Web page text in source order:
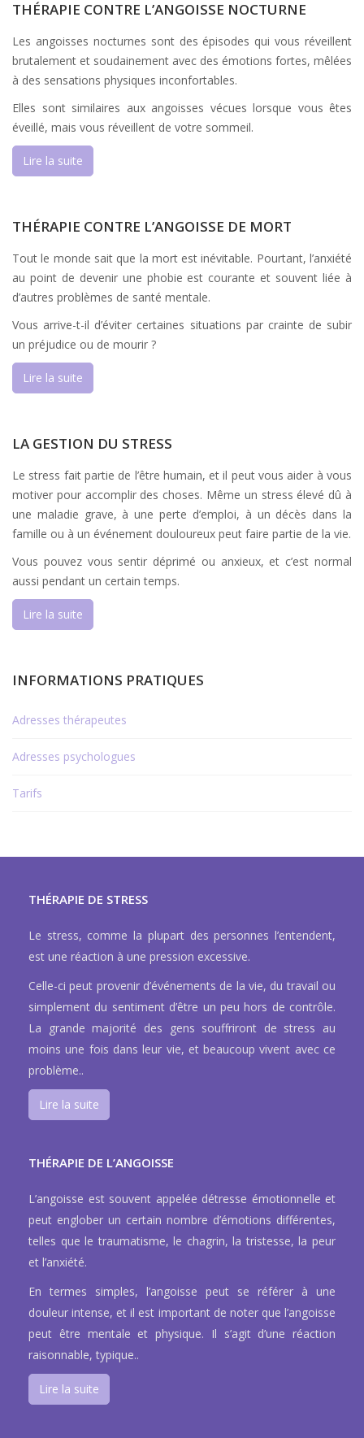
THÉRAPIE CONTRE L’ANGOISSE NOCTURNE
Les angoisses nocturnes sont des épisodes qui vous réveillent
brutalement et soudainement avec des émotions fortes, mêlées
à des sensations physiques inconfortables.
Elles sont similaires aux angoisses vécues lorsque vous êtes
éveillé, mais vous réveillent de votre sommeil.
Lire la suite
THÉRAPIE CONTRE L’ANGOISSE DE MORT
Tout le monde sait que la mort est inévitable. Pourtant, l’anxiété
au point de devenir une phobie est courante et souvent liée à
d’autres problèmes de santé mentale.
Vous arrive-t-il d’éviter certaines situations par crainte de subir
un préjudice ou de mourir ?
Lire la suite
LA GESTION DU STRESS
Le stress fait partie de l’être humain, et il peut vous aider à vous
motiver pour accomplir des choses. Même un stress élevé dû à
une maladie grave, à une perte d’emploi, à un décès dans la
famille ou à un événement douloureux peut faire partie de la vie.
Vous pouvez vous sentir déprimé ou anxieux, et c’est normal
aussi pendant un certain temps.
Lire la suite
INFORMATIONS PRATIQUES
Adresses thérapeutes
Adresses psychologues
Tarifs
THÉRAPIE DE STRESS
Le stress, comme la plupart des personnes l’entendent,
est une réaction à une pression excessive.
Celle-ci peut provenir d’événements de la vie, du travail ou
simplement du sentiment d’être un peu hors de contrôle.
La grande majorité des gens souffriront de stress au
moins une fois dans leur vie, et beaucoup vivent avec ce
problème..
Lire la suite
THÉRAPIE DE L’ANGOISSE
L’angoisse est souvent appelée détresse émotionnelle et
peut englober un certain nombre d’émotions différentes,
telles que le traumatisme, le chagrin, la tristesse, la peur
et l’anxiété.
En termes simples, l’angoisse peut se référer à une
douleur intense, et il est important de noter que l’angoisse
peut être mentale et physique. Il s’agit d’une réaction
raisonnable, typique..
Lire la suite